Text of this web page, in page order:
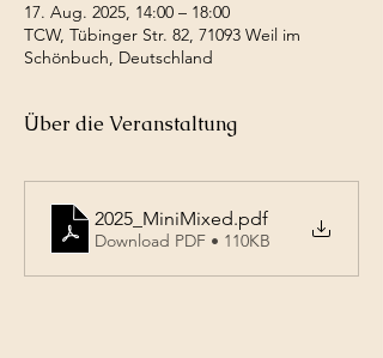
17. Aug. 2025, 14:00 – 18:00
TCW, Tübinger Str. 82, 71093 Weil im
Schönbuch, Deutschland
Über die Veranstaltung
2025_MiniMixed.pdf
Download PDF • 110KB